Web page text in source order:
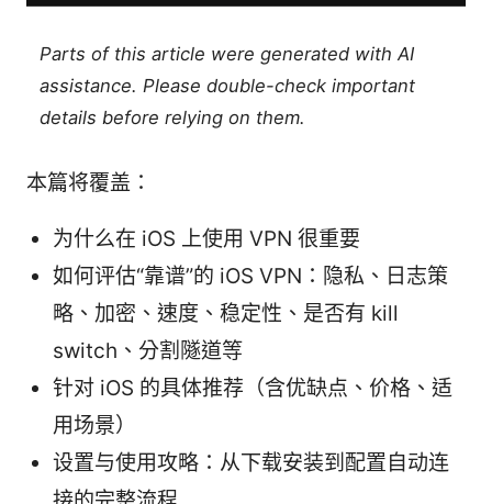
Parts of this article were generated with AI
assistance. Please double-check important
details before relying on them.
本篇将覆盖：
为什么在 iOS 上使用 VPN 很重要
如何评估“靠谱”的 iOS VPN：隐私、日志策
略、加密、速度、稳定性、是否有 kill
switch、分割隧道等
针对 iOS 的具体推荐（含优缺点、价格、适
用场景）
设置与使用攻略：从下载安装到配置自动连